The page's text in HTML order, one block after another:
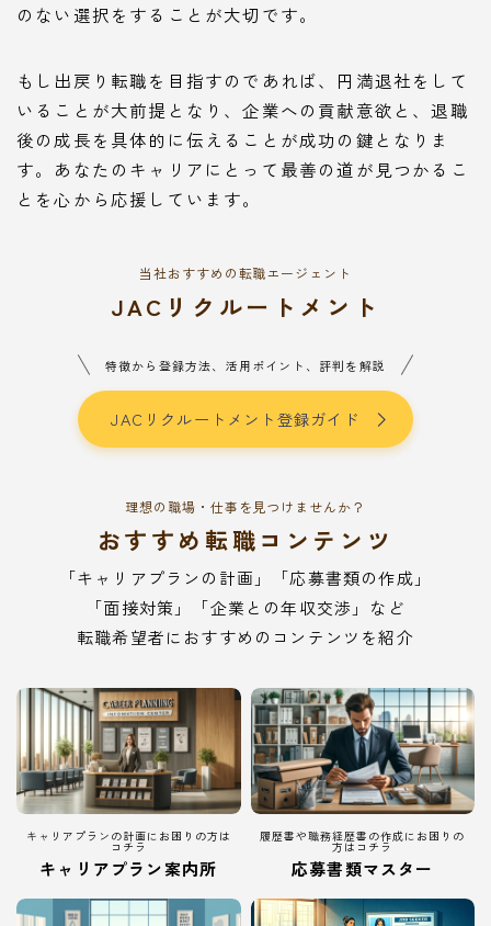
のない選択をすることが大切です。
もし出戻り転職を目指すのであれば、円満退社をして
いることが大前提となり、企業への貢献意欲と、退職
後の成長を具体的に伝えることが成功の鍵となりま
す。あなたのキャリアにとって最善の道が見つかるこ
とを心から応援しています。
当社おすすめの転職エージェント
JACリクルートメント
特徴から登録方法、活用ポイント、評判を解説
JACリクルートメント登録ガイド
理想の職場・仕事を見つけませんか？
おすすめ転職コンテンツ
「キャリアプランの計画」「応募書類の作成」
「面接対策」「企業との年収交渉」など
転職希望者におすすめのコンテンツを紹介
キャリアプランの計画にお困りの方は
コチラ
キャリアプラン案内所
履歴書や職務経歴書の作成にお困りの
方はコチラ
応募書類マスター